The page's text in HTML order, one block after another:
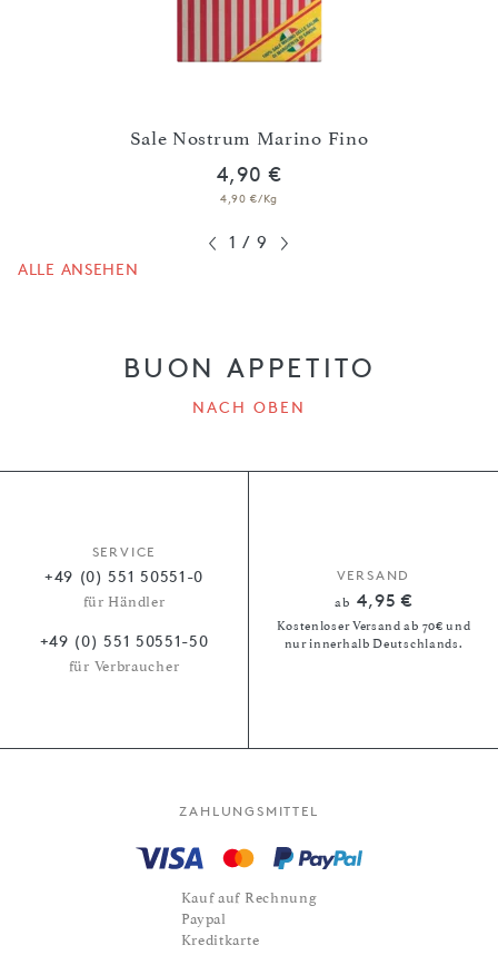
Sale Nostrum Marino Fino
4,90 €
4,90 €/Kg
1 / 9
ALLE ANSEHEN
BUON APPETITO
NACH OBEN
SERVICE
+49 (0) 551 50551-0
für Händler
+49 (0) 551 50551-50
für Verbraucher
VERSAND
ab 4,95 €
Kostenloser Versand ab 70€ und
nur innerhalb Deutschlands.
ZAHLUNGSMITTEL
Kauf auf Rechnung
Paypal
Kreditkarte